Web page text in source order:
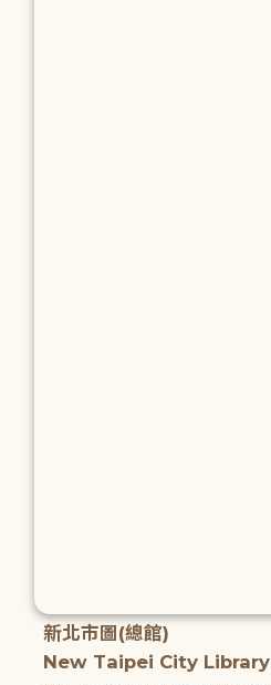
新北市圖(總館)
New Taipei City Library